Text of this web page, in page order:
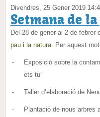
Divendres, 25 Gener 2019
Setmana de
Del 28 de gener al 2 de febrer
pau i la natura. Per aquest
- Exposició sobre la
ets tu”
- Taller d’elaboració de
- Plantació de nous arbres